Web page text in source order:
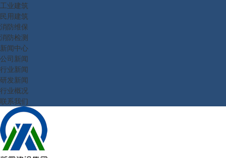
工业建筑
民用建筑
消防维保
消防检测
新闻中心
公司新闻
行业新闻
研发新闻
行业概况
联系我们